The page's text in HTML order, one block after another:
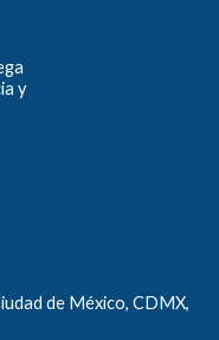
y
de México, CDMX,